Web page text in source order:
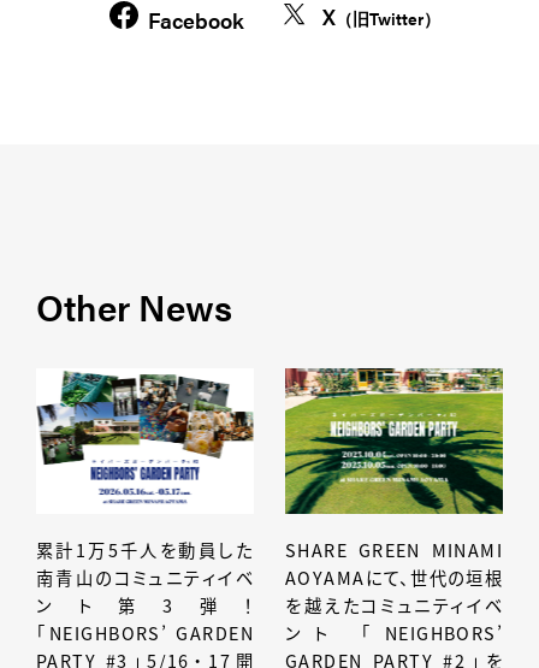
Facebook X （旧Twitter）
Other News
累計1万5千人を動員した
南青山のコミュニティイベ
ント第3弾！
「NEIGHBORS’ GARDEN
PARTY #3」5/16・17開
SHARE GREEN MINAMI
AOYAMAにて、世代の垣根
を越えたコミュニティイベ
ント 「NEIGHBORS’
GARDEN PARTY #2」を